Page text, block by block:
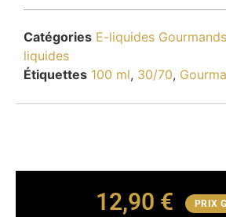
Catégories E-liquides Gourmands
liquides
Étiquettes 100 ml, 30/70,
12,90 € PRIX